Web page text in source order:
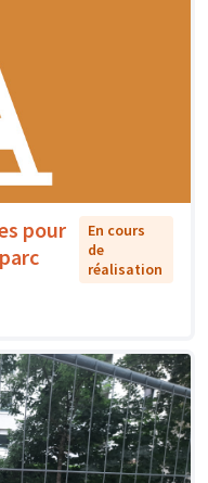
pour
En cours
de
réalisation